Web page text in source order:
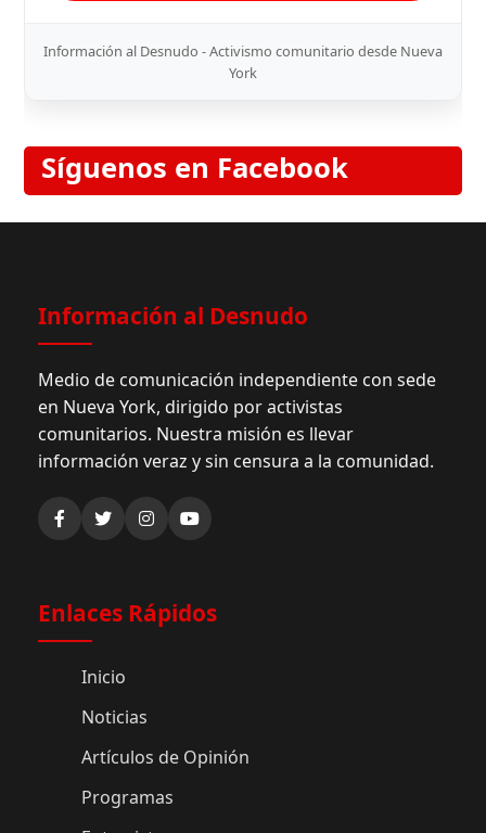
Información al Desnudo - Activismo comunitario desde Nueva
York
Síguenos en Facebook
Información al Desnudo
Medio de comunicación independiente con sede
en Nueva York, dirigido por activistas
comunitarios. Nuestra misión es llevar
información veraz y sin censura a la comunidad.
Enlaces Rápidos
Inicio
Noticias
Artículos de Opinión
Programas